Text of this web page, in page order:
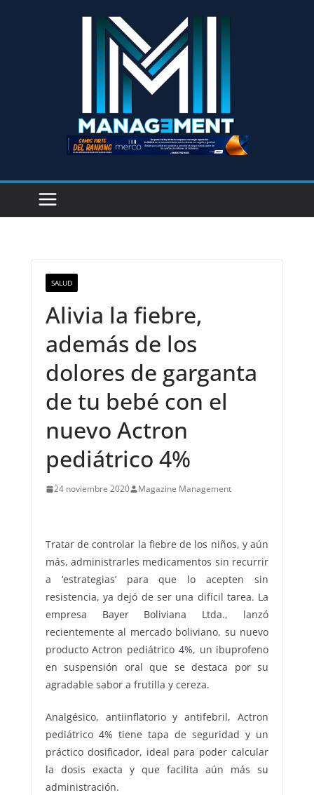
SALUD
Alivia la fiebre,
además de los
dolores de garganta
de tu bebé con el
nuevo Actron
pediátrico 4%
24 noviembre 2020 Magazine Management
Tratar de controlar la fiebre de los niños, y aún
más, administrarles medicamentos sin recurrir
a ‘estrategias’ para que lo acepten sin
resistencia, ya dejó de ser una difícil tarea. La
empresa Bayer Boliviana Ltda., lanzó
recientemente al mercado boliviano, su nuevo
producto Actron pediátrico 4%, un ibuprofeno
en suspensión oral que se destaca por su
agradable sabor a frutilla y cereza.
Analgésico, antiinflatorio y antifebril, Actron
pediátrico 4% tiene tapa de seguridad y un
práctico dosificador, ideal para poder calcular
la dosis exacta y que facilita aún más su
administración.